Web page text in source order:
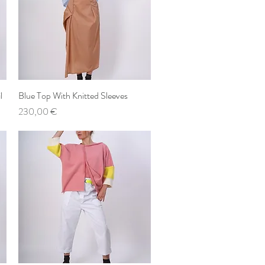
Schnellansicht
Blue Top With Knitted Sleeves
Preis
230,00 €